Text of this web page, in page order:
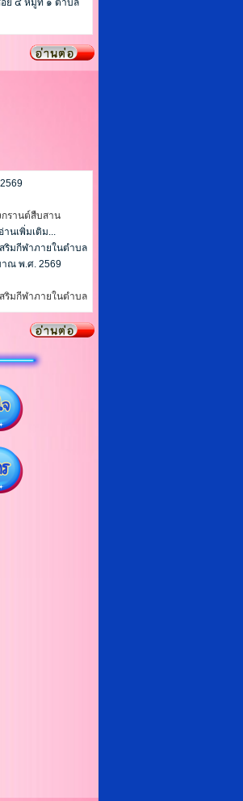
อย ๔ หมู่ที่ ๑ ตำบล
กรานต์สืบสาน
อ่านเพิ่มเติม...
ริมกีฬาภายในตำบล
าณ พ.ศ. 2569
ริมกีฬาภายในตำบล
ณ พ.ศ. 2569 การ
ก การแข่งขัน
เต็มบาตร “สั่งสม
ติม...
ระครบ 100 วัน (ส
19.00 น.✨ นาย
ค์การบริหารส่วน
บล...
และโรงเรียนบ้าน